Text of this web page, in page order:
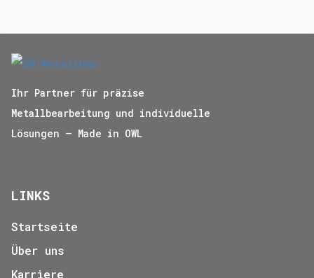
Ihr Partner für präzise
Metallbearbeitung und individuelle
Lösungen – Made in OWL
LINKS
Startseite
Über uns
Karriere